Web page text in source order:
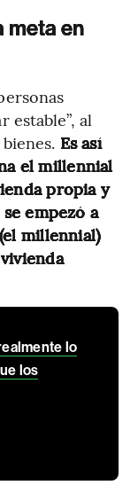
meta en
estable”, al
Es así
el millennial
propia y
empezó a
millennial)
lo
los